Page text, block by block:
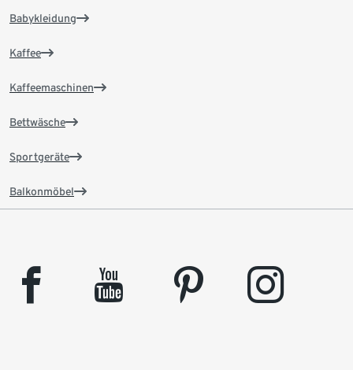
Babykleidung
Kaffee
Kaffeemaschinen
Bettwäsche
Sportgeräte
Balkonmöbel
facebook youtube pinterest instagram